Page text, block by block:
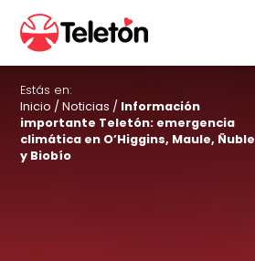
Estás en:
Inicio /Noticias / Información
importante Teletón: emergencia
climática en O’Higgins, Maule, Ñuble
y Biobío